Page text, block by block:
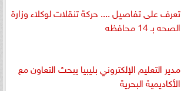
تعرف على تفاصيل .... حركة تنقلات لوكلاء وزارة
الصحه بـ 14 محافظه
مدير التعليم الإلكتروني بليبيا يبحث التعاون مع
الأكاديمية البحرية